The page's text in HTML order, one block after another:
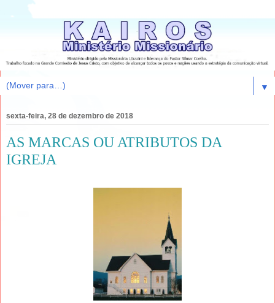
▼
sexta-feira, 28 de dezembro de 2018
AS MARCAS OU ATRIBUTOS DA
IGREJA